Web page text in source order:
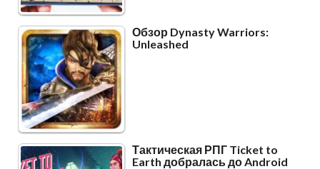
Обзор Dynasty Warriors:
Unleashed
Тактическая РПГ Ticket to
Earth добралась до Android